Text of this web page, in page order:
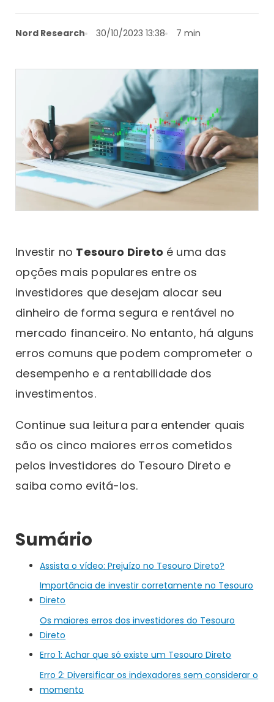
Nord Research 30/10/2023 13:38 7 min
Investir no Tesouro Direto é uma das
opções mais populares entre os
investidores que desejam alocar seu
dinheiro de forma segura e rentável no
mercado financeiro. No entanto, há alguns
erros comuns que podem comprometer o
desempenho e a rentabilidade dos
investimentos.
Continue sua leitura para entender quais
são os cinco maiores erros cometidos
pelos investidores do Tesouro Direto e
saiba como evitá-los.
Sumário
Assista o vídeo: Prejuízo no Tesouro Direto?
Importância de investir corretamente no Tesouro
Direto
Os maiores erros dos investidores do Tesouro
Direto
Erro 1: Achar que só existe um Tesouro Direto
Erro 2: Diversificar os indexadores sem considerar o
momento